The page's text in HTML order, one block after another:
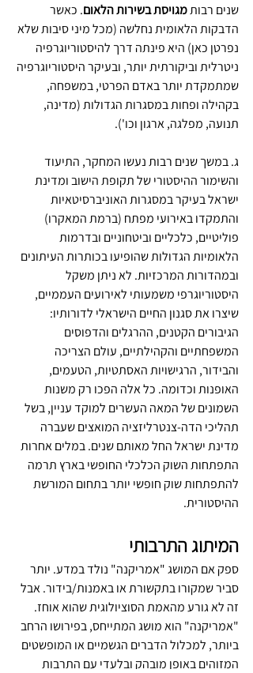
שנים רבות מגויסת בשירות הלאום. כאשר
הדבקות הלאומית נחלשה (מכל מיני סיבות שלא
נפרטן כאן) היא פינתה דרך להיסטוריוגרפיה
ניטרלית וביקורתית יותר, ובעיקר היסטוריוגרפיה
שמתמקדת יותר באדם הפרטי, במשפחה,
בקהילה ופחות במסגרות הגדולות (מדינה,
תנועה, מפלגה, ארגון וכו').
ג. במשך שנים רבות נעשו המחקר, התיעוד
והשימור ההיסטורי של תקופת הישוב ומדינת
ישראל בעיקר במסגרות האוניברסיטאיות
והתמקדו באירועי מפתח (ברמת המאקרו)
פוליטיים, כלכליים וביטחוניים ובדרמות
הלאומיות הגדולות שהופיעו בכותרות העיתונים
ובמהדורות המרכזיות. לא ניתן משקל
היסטוריוגרפי משמעותי לאירועים העממיים,
שיצרו את סגנון החיים הישראלי לדורותיו:
הגיבורים הקטנים, ההרגלים והדפוסים
המשפחתיים והקהילתיים, עולם הצריכה
והבידור, הרגישויות האסתטיות, הטעמים,
האופנות וכדומה. כל אלה הפכו רק משנות
השמונים של המאה העשרים למוקד עניין, בשל
תהליכי הדה-צנטרליזציה המואצים שעברה
מדינת ישראל החל מאותם שנים. במלים אחרות
התפתחות השוק הכלכלי החופשי בארץ תרמה
להתפתחות שוק חופשי יותר בתחום המורשת
ההיסטורית.
המיתוג התרבותי
ספק אם המושג "אמריקנה" נולד במדע. יותר
סביר שמקורו בתקשורת או באמנות/בידור. אבל
זה לא גורע מהאמת הסוציולוגית שהוא אוחז.
"אמריקנה" הוא מושג המתייחס, בפירושו הרחב
ביותר, למכלול הדברים הגשמיים או המופשטים
המזוהים באופן מובהק ובלעדי עם התרבות